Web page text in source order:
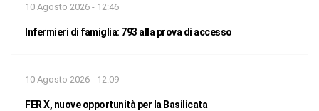
10 Agosto 2026 - 12:46
Infermieri di famiglia: 793 alla prova di accesso
10 Agosto 2026 - 12:09
FER X, nuove opportunità per la Basilicata